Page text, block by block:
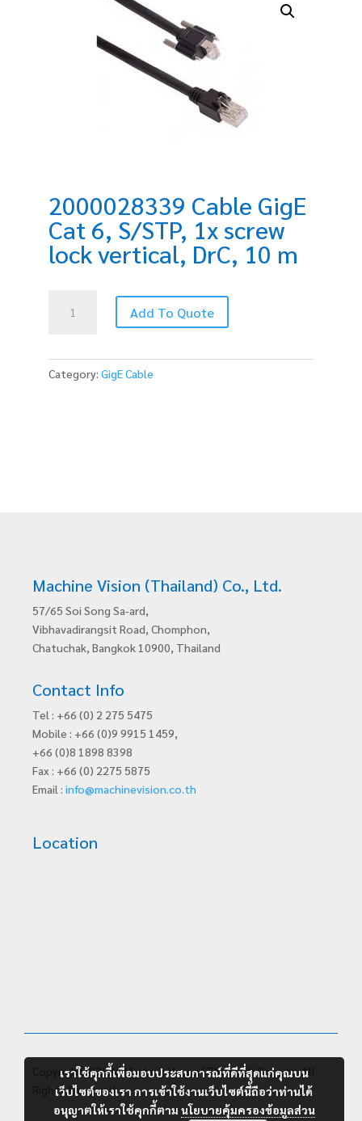
2000028339 Cable GigE
Cat 6, S/STP, 1x screw
lock vertical, DrC, 10 m
Cable
6,
Add To Quote
Category: GigE Cable
Machine Vision (Thailand) Co., Ltd.
57/65 Soi Song Sa-ard,
Vibhavadirangsit Road, Chomphon,
Chatuchak, Bangkok 10900, Thailand
Contact Info
Tel : +66 (0) 2 275 5475
Mobile : +66 (0)9 9915 1459,
+66 (0)8 1898 8398
Fax : +66 (0) 2275 5875
Email : info@machinevision.co.th
Location
Copyright ©2026 Machine Vision (Thailand) Co., Ltd. All
Rights Reserved.
เราใช้คุกกี้เพื่อมอบประสบการณ์ที่ดีที่สุดแก่คุณบน
เว็บไซต์ของเรา การเข้าใช้งานเว็บไซต์นี้ถือว่าท่านได้
อนุญาตให้เราใช้คุกกี้ตาม นโยบายคุ้มครองข้อมูลส่วน